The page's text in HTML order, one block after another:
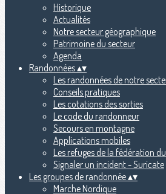
Historique
Actualités
Notre secteur géographique
Patrimoine du secteur
Agenda
Randonnées▴▾
Les randonnées de notre
Conseils pratiques
Les cotations des sorties
Le code du randonneur
Secours en montagne
Applications mobiles
Les refuges de la fédération
Signaler un incident - Suricate
Les groupes de randonnée▴▾
Marche Nordique